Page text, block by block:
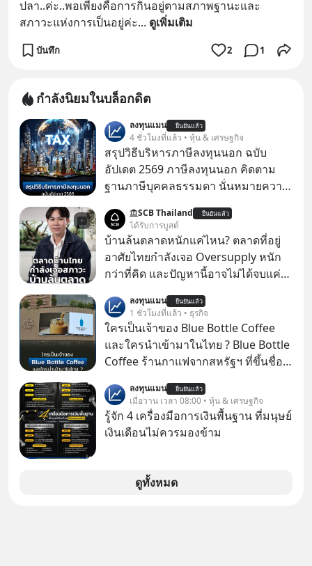
ปลา..ค่ะ..พอเพียงคือการกินอยู่ตามสภาพฐานะและ
สภาวะแห่งการเป็นอยู่ค่ะ... ดูเพิ่มเติม
บันทึก 2 1
กำลังนิยมในบล็อกดิต
ลงทุนแมน ยืนยันแล้ว
4 ชั่วโมงที่แล้ว • หุ้น & เศรษฐกิจ
สรุปวิธีบริหารภาษีลงทุนนอก ฉบับ
อัปเดต 2569 ภาษีลงทุนนอก คิดตาม
ฐานภาษีบุคคลธรรมดา นั่นหมายความ
SCB Thailand ยืนยันแล้ว
ได้รับการบูสต์
บ้านล้นตลาดหนักแค่ไหน? ตลาดที่อยู่
อาศัยไทยกำลังเจอ Oversupply หนัก
กว่าที่คิด และปัญหานี้อาจไม่ได้จบแค่
ล้นตลาด #เศรษฐกิจไทย #EICAround
#SCBThailand สามารถดูคลิปที่
youtube ประกอบได้ที่ link :
https://youtube.com/shorts/-
ลงทุนแมน ยืนยันแล้ว
1 ชั่วโมงที่แล้ว • ธุรกิจ
ใครเป็นเจ้าของ Blue Bottle Coffee
และใครนำเข้ามาในไทย ? Blue Bottle
Coffee ร้านกาแฟจากสหรัฐฯ ที่ขึ้นชื่อ
แรกในประเทศไทย ที่ Central Park
ลงทุนแมน ยืนยันแล้ว
เมื่อวาน เวลา 08:00 • หุ้น & เศรษฐกิจ
รู้จัก 4 เครื่องมือการเงินพื้นฐาน ที่มนุษย์
เงินเดือนไม่ควรมองข้าม
ดูทั้งหมด